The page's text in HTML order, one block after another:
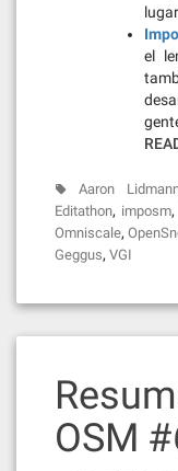
el
Aaron
Editathon, imposm,
Omniscale,
Geggus, VGI
OSM